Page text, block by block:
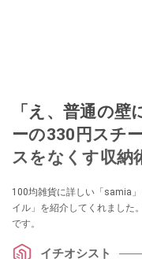
「え、普通の
ーの330円スチ
スをなくす収納
100均雑貨に詳しい「samia
イル」を紹介してくれました
です。
イチオシスト